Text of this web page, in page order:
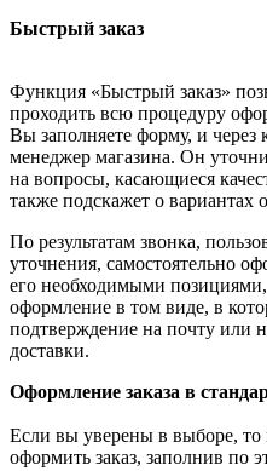
Быстрый заказ
Функция «Быстрый заказ»
проходить всю процедуру
Вы заполняете форму, и через
менеджер магазина. Он
на вопросы, касающиеся
также подскажет о вариантах
По результатам звонка,
уточнения, самостоятельно
его необходимыми позициями,
оформление в том виде, в
подтверждение на почту или
доставки.
Оформление заказа в
Если вы уверены в выборе, то
оформить заказ, заполнив по